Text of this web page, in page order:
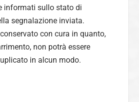
informati sullo stato di
segnalazione inviata.
con cura in quanto,
non potrà essere
in alcun modo.